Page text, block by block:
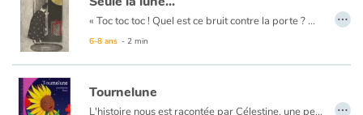
« Toc toc toc ! Quel est ce bruit contre la porte ? On dirait un coup de marteau… » Une bande de musiciens chante et enchante la ville par nuit de pleine lune…
6-8 ans - 2 min
…
Tournelune
L'histoire nous est racontée par Célestine, une petite fille. Elle se souvient que jadis, dans une prairie de montagne, près de son chalet, vivait une belle et grande fleur, Tournesol. Elle passait ses journées, du matin au soir, tournée vers le soleil. Elle en buvait les rayons de lumière et ainsi est-elle devenue si grande et éclatante. Les autres petites fleurs de prairie, Marguerite, Coquelicot, Colchique, Violette et bien d'autres se demandaient quel était le secret de Tournesol. Mais un matin, une catastrophe se produisit : le soleil décida de ne pas se lever, car il était trop fatigué et avait sommeil. Sans soleil, sans lumière, Tournesol était condamnée à se faner et à mourir. Heureusement, au coeur de la nuit glaciale et désolée, la lune éclatante va apparaître et venir au secours de la fleur. Mais Tournesol va devoir se tourner vers l'astre et ainsi deviendra t-elle, cette nuit-là...Tournelune ! …